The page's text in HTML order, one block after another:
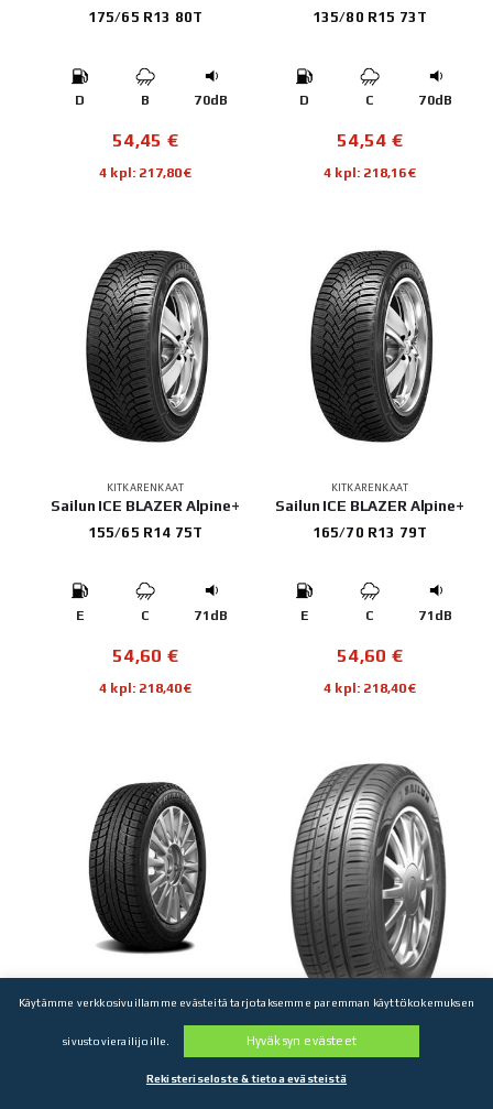
175/65 R13 80T
D B 70dB
54,45 €
4 kpl: 217,80€
135/80 R15 73T
D C 70dB
54,54 €
4 kpl: 218,16€
KITKARENKAAT
Sailun ICE BLAZER Alpine+
155/65 R14 75T
E C 71dB
54,60 €
4 kpl: 218,40€
KITKARENKAAT
Sailun ICE BLAZER Alpine+
165/70 R13 79T
E C 71dB
54,60 €
4 kpl: 218,40€
KITKARENKAAT
175/65 R14 86T
KESÄRENKAAT
165/55 R14 72V
Käytämme verkkosivuillamme evästeitä tarjotaksemme paremman käyttökokemuksen
sivustovierailijoille. Hyväksyn evästeet
Rekisteriseloste & tietoa evästeistä